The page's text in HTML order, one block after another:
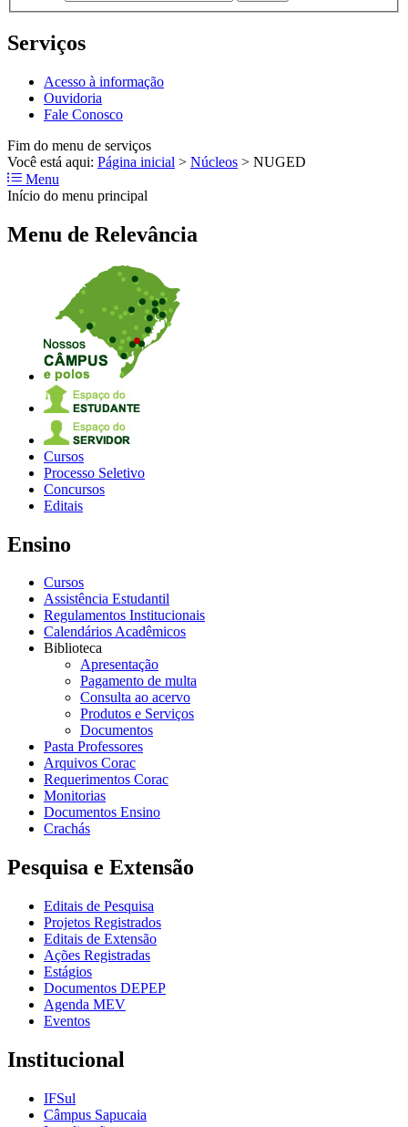
Serviços
Acesso à informação
Ouvidoria
Fale Conosco
Fim do menu de serviços
Você está aqui: Página inicial > Núcleos > NUGED
Menu
Início do menu principal
Menu de Relevância
Cursos
Processo Seletivo
Concursos
Editais
Ensino
Cursos
Assistência Estudantil
Regulamentos Institucionais
Calendários Acadêmicos
Biblioteca
Apresentação
Pagamento de multa
Consulta ao acervo
Produtos e Serviços
Documentos
Pasta Professores
Arquivos Corac
Requerimentos Corac
Monitorias
Documentos Ensino
Crachás
Pesquisa e Extensão
Editais de Pesquisa
Projetos Registrados
Editais de Extensão
Ações Registradas
Estágios
Documentos DEPEP
Agenda MEV
Eventos
Institucional
IFSul
Câmpus Sapucaia